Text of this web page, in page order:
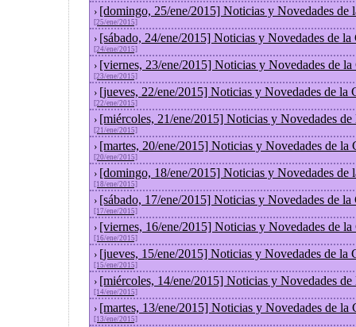
› [domingo, 25/ene/2015] Noticias y Novedades de
[25/ene/2015]
› [sábado, 24/ene/2015] Noticias y Novedades de la
[24/ene/2015]
› [viernes, 23/ene/2015] Noticias y Novedades de
[23/ene/2015]
› [jueves, 22/ene/2015] Noticias y Novedades de la
[22/ene/2015]
› [miércoles, 21/ene/2015] Noticias y Novedades
[21/ene/2015]
› [martes, 20/ene/2015] Noticias y Novedades de la
[20/ene/2015]
› [domingo, 18/ene/2015] Noticias y Novedades de
[18/ene/2015]
› [sábado, 17/ene/2015] Noticias y Novedades de la
[17/ene/2015]
› [viernes, 16/ene/2015] Noticias y Novedades de
[16/ene/2015]
› [jueves, 15/ene/2015] Noticias y Novedades de la
[15/ene/2015]
› [miércoles, 14/ene/2015] Noticias y Novedades
[14/ene/2015]
› [martes, 13/ene/2015] Noticias y Novedades de la
[13/ene/2015]